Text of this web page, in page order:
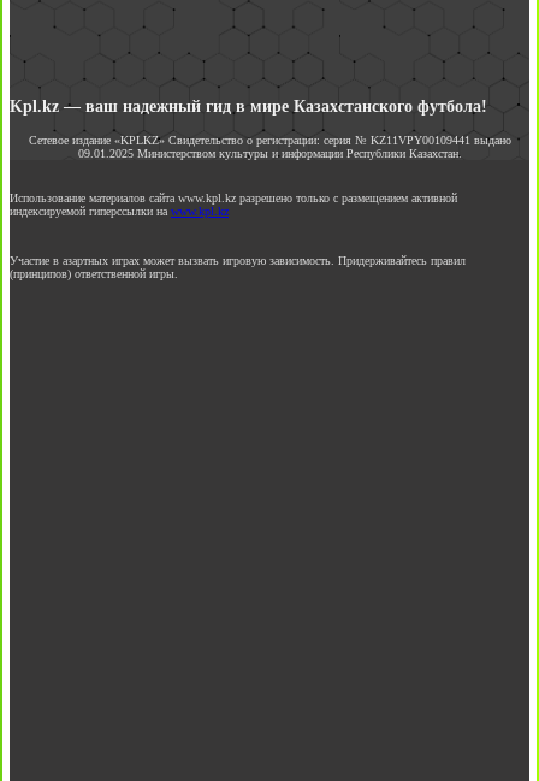
Kpl.kz — ваш надежный гид в мире Казахстанского футбола!
Сетевое издание «KPLKZ» Свидетельство о регистрации: серия № KZ11VPY00109441 выдано
09.01.2025 Министерством культуры и информации Республики Казахстан.
Использование материалов сайта www.kpl.kz разрешено только с размещением активной
индексируемой гиперссылки на www.kpl.kz
Участие в азартных играх может вызвать игровую зависимость. Придерживайтесь правил
(принципов) ответственной игры.